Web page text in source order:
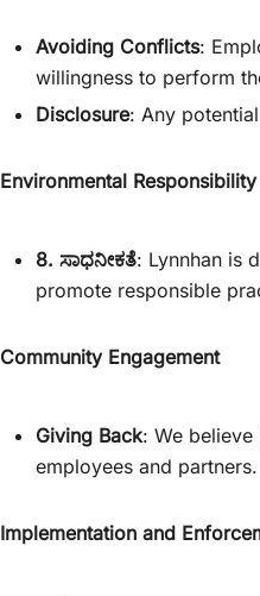
Avoiding Conflicts:
willingness to perform
Disclosure: Any
Environmental Responsibility
8. ಸಾಧನೀಕತೆ: Lynnhan is
promote responsible
Community Engagement
Giving Back: We
employees and partners.
Implementation and